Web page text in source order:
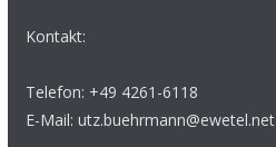
Kontakt:
Telefon: +49 4261-6118
E-Mail: utz.buehrmann@ewetel.net